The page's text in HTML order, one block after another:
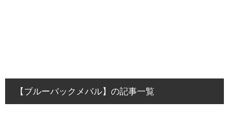
【ブルーバックメバル】の記事一覧